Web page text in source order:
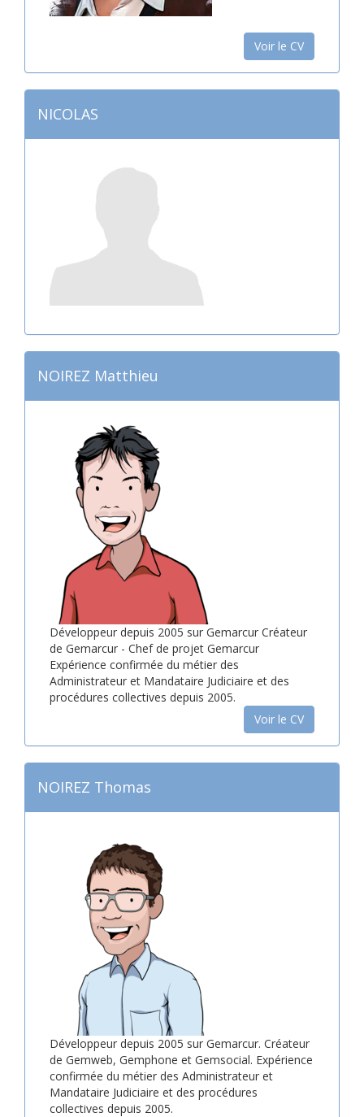
Voir le CV
NICOLAS
NOIREZ Matthieu
Développeur depuis 2005 sur Gemarcur Créateur
de Gemarcur - Chef de projet Gemarcur
Expérience confirmée du métier des
Administrateur et Mandataire Judiciaire et des
procédures collectives depuis 2005.
Voir le CV
NOIREZ Thomas
Développeur depuis 2005 sur Gemarcur. Créateur
de Gemweb, Gemphone et Gemsocial. Expérience
confirmée du métier des Administrateur et
Mandataire Judiciaire et des procédures
collectives depuis 2005.